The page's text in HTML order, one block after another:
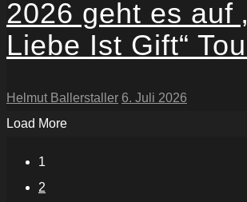
2026 geht es auf
Liebe Ist Gift“
Helmut Ballerstaller 6. Juli 2026
Load More
1
2